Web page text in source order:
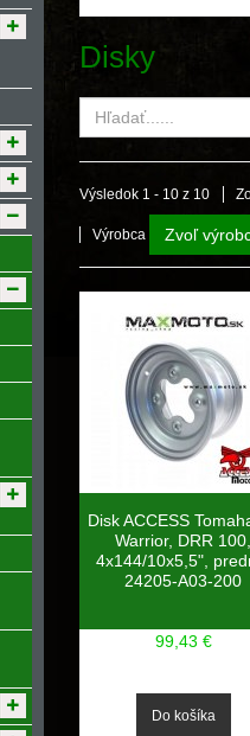
Disky
Výsledok 1 - 10 z 10
Výrobca Zvoľ
Disk ACCESS
Warrior, DRR 100,
4x144/10x5,5",
24205-A03-200
99,43 €